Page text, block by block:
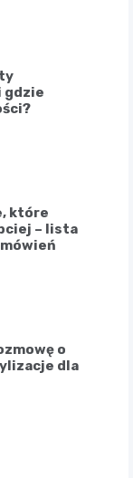
gdzie
które
– lista
o
dla